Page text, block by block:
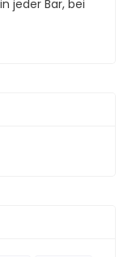
jeder Bar, bei